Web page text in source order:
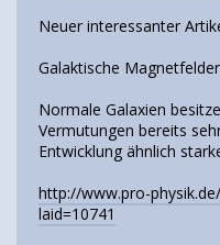
Neuer interessanter
Galaktische Magnetfelder
Normale Galaxien
Vermutungen bereits
Entwicklung ähnlich
http://www.pro-
laid=10741